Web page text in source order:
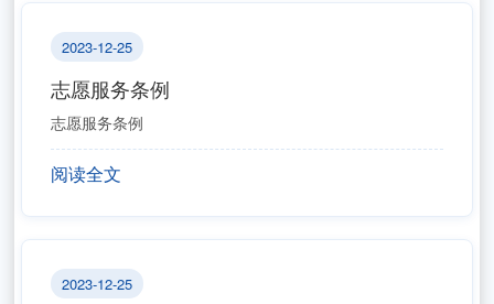
2023-12-25
志愿服务条例
志愿服务条例
阅读全文
2023-12-25